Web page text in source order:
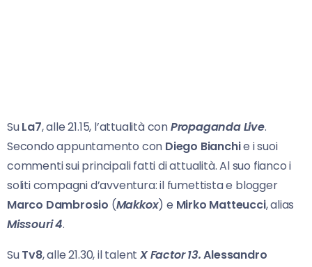
SuLa7, alle 21.15, l’attualità conPropaganda Live.
Secondo appuntamento con Diego Bianchie i suoi
commenti sui principali fatti di attualità. Al suo fianco i
soliti compagni d’avventura: il fumettista e blogger
Marco Dambrosio (Makkox) e Mirko Matteucci, alias
Missouri 4.
SuTv8, alle 21.30, il talentX Factor 13.Alessandro